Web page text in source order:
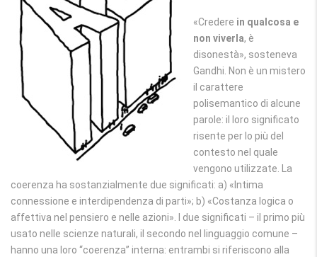
«Credere in qualcosa e
non viverla, è
disonestà», sosteneva
Gandhi. Non è un mistero
il carattere
polisemantico di alcune
parole: il loro significato
risente per lo più del
contesto nel quale
vengono utilizzate. La
coerenza ha sostanzialmente due significati: a) «Intima
connessione e interdipendenza di parti»; b) «Costanza logica o
affettiva nel pensiero e nelle azioni». I due significati – il primo più
usato nelle scienze naturali, il secondo nel linguaggio comune –
hanno una loro “coerenza” interna: entrambi si riferiscono alla